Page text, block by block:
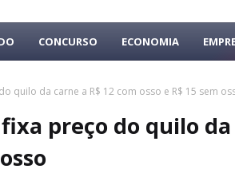
CONCURSO ECONOMIA
quilo da carne a R$ 12 com osso e R$ 15 sem
preço do quilo da